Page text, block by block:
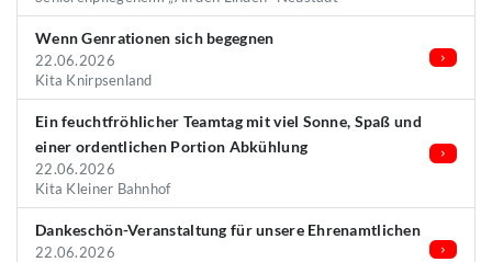
Wenn Genrationen sich begegnen
22.06.2026
Kita Knirpsenland
Ein feuchtfröhlicher Teamtag mit viel Sonne, Spaß und
einer ordentlichen Portion Abkühlung
22.06.2026
Kita Kleiner Bahnhof
Dankeschön-Veranstaltung für unsere Ehrenamtlichen
22.06.2026